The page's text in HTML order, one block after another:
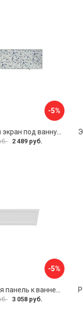
-5%
2 489 руб.
-5%
Фронтальная панель к ванне Мия Aquatek 00000089315
3 058 руб.